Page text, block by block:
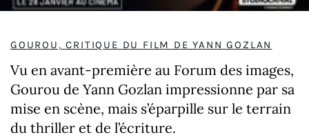
GOUROU, CRITIQUE DU FILM DE YANN GOZLAN
Vu en avant-première au Forum des images,
Gourou de Yann Gozlan impressionne par sa
mise en scène, mais s’éparpille sur le terrain
du thriller et de l’écriture.